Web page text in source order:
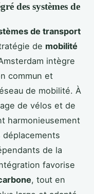
des systèmes de
de transport
de mobilité
intègre
commun et
de mobilité. À
de vélos et de
harmonieusement
de la
favorise
, tout en